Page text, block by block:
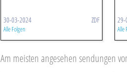
30-03-2024 ZDF
Alle Folgen
29-
Alle
Am meisten angesehen sendungen